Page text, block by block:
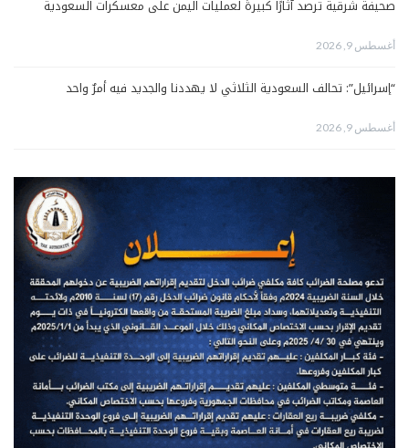
صحيفة شرقية ترصد آثارًا كبيرةً لعمليات اليمن على معسكرات السعودية
أغسطس 9, 2026
“إسرائيل”: تحالف السعودية الثلاثي لا يهددنا والجديد فيه أمرٌ واحد
أغسطس 9, 2026